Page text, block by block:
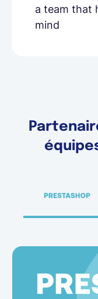
a team that
mind